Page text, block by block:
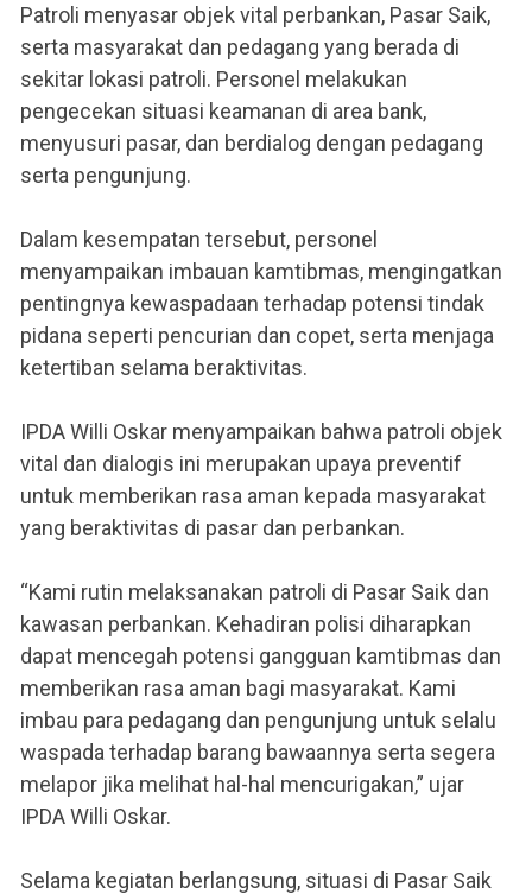
Patroli menyasar objek vital perbankan, Pasar Saik,
serta masyarakat dan pedagang yang berada di
sekitar lokasi patroli. Personel melakukan
pengecekan situasi keamanan di area bank,
menyusuri pasar, dan berdialog dengan pedagang
serta pengunjung.
Dalam kesempatan tersebut, personel
menyampaikan imbauan kamtibmas, mengingatkan
pentingnya kewaspadaan terhadap potensi tindak
pidana seperti pencurian dan copet, serta menjaga
ketertiban selama beraktivitas.
IPDA Willi Oskar menyampaikan bahwa patroli objek
vital dan dialogis ini merupakan upaya preventif
untuk memberikan rasa aman kepada masyarakat
yang beraktivitas di pasar dan perbankan.
“Kami rutin melaksanakan patroli di Pasar Saik dan
kawasan perbankan. Kehadiran polisi diharapkan
dapat mencegah potensi gangguan kamtibmas dan
memberikan rasa aman bagi masyarakat. Kami
imbau para pedagang dan pengunjung untuk selalu
waspada terhadap barang bawaannya serta segera
melapor jika melihat hal-hal mencurigakan,” ujar
IPDA Willi Oskar.
Selama kegiatan berlangsung, situasi di Pasar Saik